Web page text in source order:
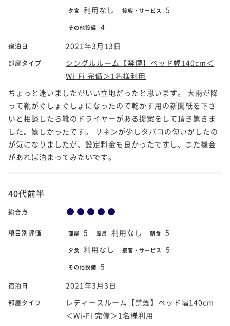
夕食 利用なし 接客・サービス 5
その他設備 4
宿泊日 2021年3月13日
部屋タイプ
シングルルーム【禁煙】ベッド幅140cm＜
Wi-Fi 完備＞1名様利用
ちょっと迷いましたがいい立地だったと思います。 大雨が降
って靴がぐしょぐしょになったので乾かす用の新聞紙を下さ
いと相談したら靴のドライヤーがある提案をして頂き驚きま
した。嬉しかったです。 リネンが少しタバコの匂いがしたの
が気になりましたが、設定料金も良かったですし、また機会
があれば泊まってみたいです。
40代前半
総合点
項目別評価 部屋 5 風呂 利用なし 朝食 5
夕食 利用なし 接客・サービス 5
その他設備 5
宿泊日 2021年3月3日
部屋タイプ
レディースルーム【禁煙】ベッド幅140cm
＜Wi-Fi 完備＞1名様利用